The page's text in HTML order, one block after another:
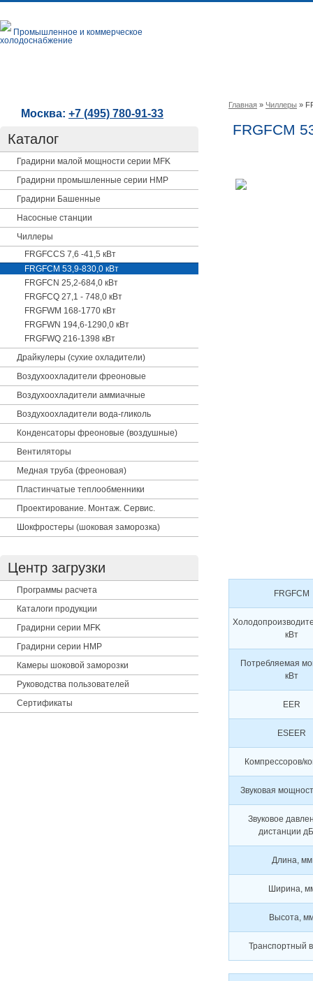
Промышленное и коммерческое
холодоснабжение
Главная » Чиллеры »
FRGFCM
FRGFCM
кВт
Потребляемая
кВт
EER
ESEER
Компрессоров/
Звуковая
Звуковое
дистанции
Длина, мм
Ширина,
Высота,
Транспортный
Москва: +7 (495) 780-91-33
Каталог
Градирни малой мощности серии MFK
Градирни промышленные серии HMP
Градирни Башенные
Насосные станции
Чиллеры
FRGFCCS 7,6 -41,5 кВт
FRGFCM 53,9-830,0 кВт
FRGFCN 25,2-684,0 кВт
FRGFCQ 27,1 - 748,0 кВт
FRGFWM 168-1770 кВт
FRGFWN 194,6-1290,0 кВт
FRGFWQ 216-1398 кВт
Драйкулеры (сухие охладители)
Воздухоохладители фреоновые
Воздухоохладители аммиачные
Воздухоохладители вода-гликоль
Конденсаторы фреоновые (воздушные)
Вентиляторы
Медная труба (фреоновая)
Пластинчатые теплообменники
Проектирование. Монтаж. Сервис.
Шокфростеры (шоковая заморозка)
Центр загрузки
Программы расчета
Каталоги продукции
Градирни серии MFK
Градирни серии НМР
Камеры шоковой заморозки
Руководства пользователей
Сертификаты